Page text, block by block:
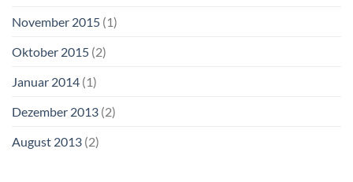
November 2015 (1)
Oktober 2015 (2)
Januar 2014 (1)
Dezember 2013 (2)
August 2013 (2)